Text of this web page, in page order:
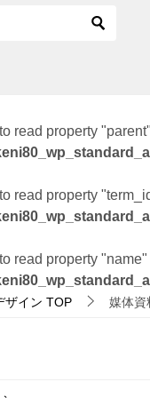
read property
read property
read property
ザイン TOP 媒体資